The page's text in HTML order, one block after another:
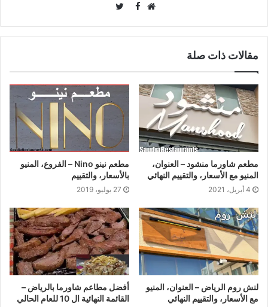
Facebook
مقالات ذات صلة
مطعم شاورما منشود – العنوان،
المنيو مع الأسعار، والتقييم النهائي
4 أبريل، 2021
مطعم نينو Nino – الفروع، المنيو
بالأسعار، والتقييم
27 يوليو، 2019
لنش روم الرياض – العنوان، المنيو
مع الأسعار، والتقييم النهائي
أفضل مطاعم شاورما بالرياض –
القائمة النهائية ال 10 للعام الحالي